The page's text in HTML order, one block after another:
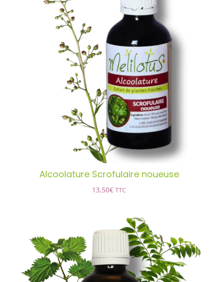
Alcoolature Scrofulaire noueuse
AJOUTER AU PANIER
/
Alcoolature Scrofulaire noueuse
13,50€ TTC